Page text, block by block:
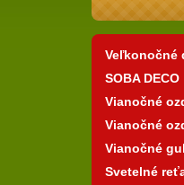
Veľkonočné
SOBA DECO
Vianočné
Vianočné
Vianočné
Svetelné